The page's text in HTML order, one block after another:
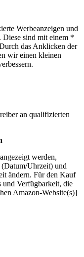
Werbeanzeigen und
sind mit einem *
das Anklicken der
wir einen kleinen
an qualifizierten
werden,
(Datum/Uhrzeit) und
ändern. Für den Kauf
und Verfügbarkeit, die
Amazon-Website(s)]